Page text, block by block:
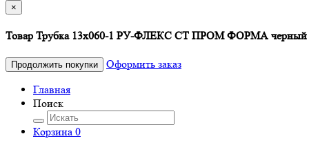
×
Товар Трубка 13х060-1 РУ-ФЛЕКС СТ ПРОМ ФОРМА черный
Продолжить покупки
Оформить заказ
Главная
Поиск
Корзина 0